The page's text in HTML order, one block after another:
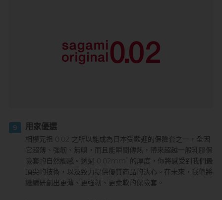
9 用家優選
相模元祖 0.02 之所以能成為日本受歡迎的保險套之一，全因
它超薄、強韌、無嗅，而且能瞬間傳熱，帶來超越一般乳膠保
險套的自然觸感。透過 0.02mm
的厚度，你將感受到我們最
頂尖的技術，以及致力提供優質商品的決心。在未來，我們將
繼續研創出更薄、更強韌、更柔軟的保險套。